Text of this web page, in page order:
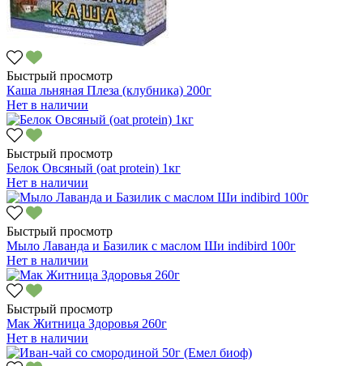
Быстрый просмотр
Каша льняная Плеза (клубника) 200г
Нет в наличии
Быстрый просмотр
Белок Овсяный (oat protein) 1кг
Нет в наличии
Быстрый просмотр
Мыло Лаванда и Базилик с маслом Ши indibird 100г
Нет в наличии
Быстрый просмотр
Мак Житница Здоровья 260г
Нет в наличии